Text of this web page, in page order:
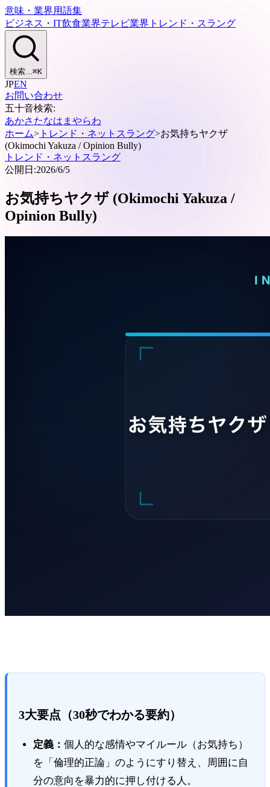
意味・業界用語集
ビジネス・IT飲食業界テレビ業界 トレンド・スラング
検索...⌘K
JPEN
お問い合わせ
五十音検索:
あかさ たなは ま やらわ
ホーム> トレンド・ネットスラング>お気持ちヤクザ
(Okimochi Yakuza / Opinion Bully)
トレンド・ネットスラング
公開日:2026/6/5
お気持ちヤクザ (Okimochi Yakuza /
Opinion Bully)
3大要点（30秒でわかる要約）
定義：個人的な感情やマイルール（お気持ち）
を「倫理的正論」のようにすり替え、周囲に自
分の意向を暴力的に押し付ける人。